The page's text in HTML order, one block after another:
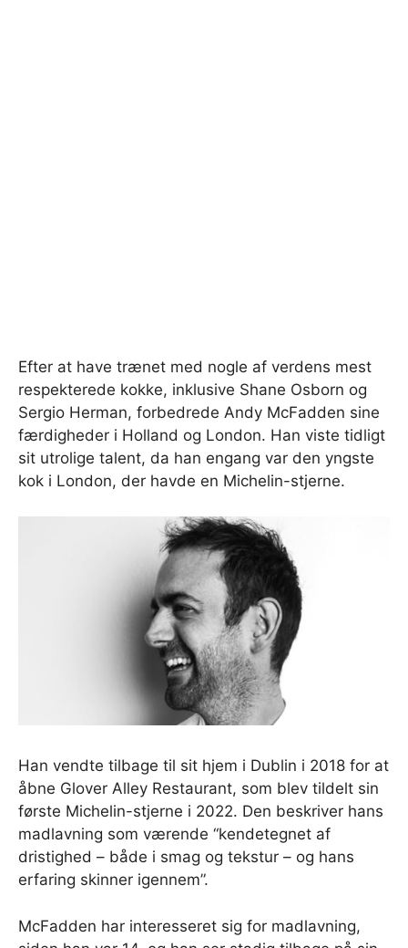
Efter at have trænet med nogle af verdens mest
respekterede kokke, inklusive Shane Osborn og
Sergio Herman, forbedrede Andy McFadden sine
færdigheder i Holland og London. Han viste tidligt
sit utrolige talent, da han engang var den yngste
kok i London, der havde en Michelin-stjerne.
Han vendte tilbage til sit hjem i Dublin i 2018 for at
åbne Glover Alley Restaurant, som blev tildelt sin
første Michelin-stjerne i 2022. Den beskriver hans
madlavning som værende “kendetegnet af
dristighed – både i smag og tekstur – og hans
erfaring skinner igennem”.
McFadden har interesseret sig for madlavning,